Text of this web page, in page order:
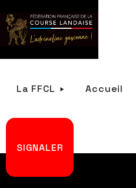
La FFCL Accueil
SIGNALER